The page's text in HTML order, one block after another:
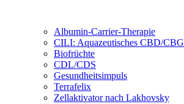
Albumin-Carrier-Therapie
CILI: Aquazeutisches CBD/CBG
Biofrüchte
CDL/CDS
Gesundheitsimpuls
Terrafelix
Zellaktivator nach Lakhovsky